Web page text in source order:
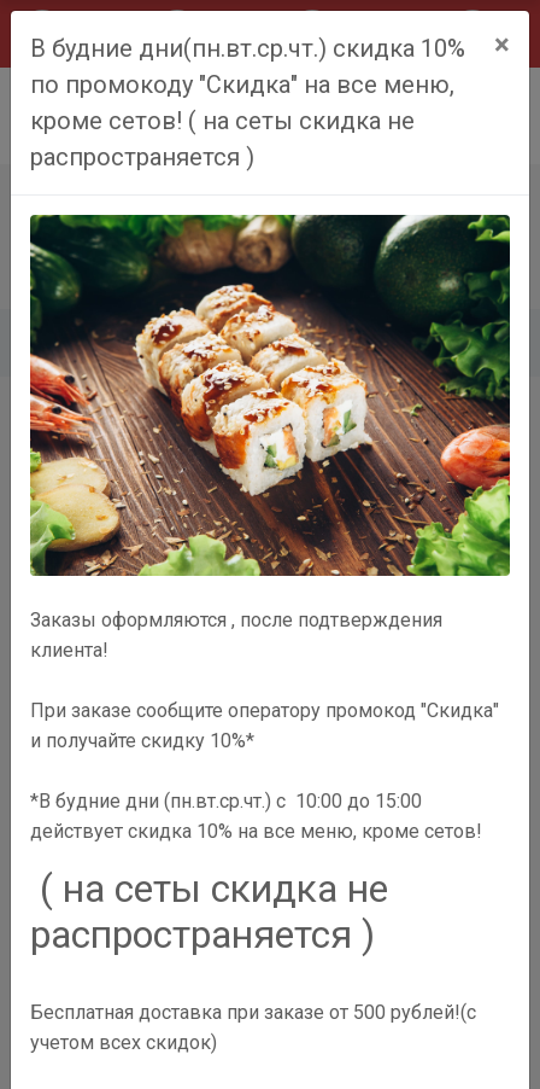
ТАЙСКИЙ РОЛЛ
Главная Меню Тайский ролл
330₽ В корзину
В будние дни(пн.вт.ср.чт.) скидка 10%
по промокоду "Скидка" на все меню,
кроме сетов! ( на сеты скидка не
распространяется )
×
Заказы оформляются , после подтверждения
клиента!
При заказе сообщите оператору промокод "Скидка"
и получайте скидку 10%*
*В будние дни (пн.вт.ср.чт.) с 10:00 до 15:00
действует скидка 10% на все меню, кроме сетов!
( на сеты скидка не
распространяется )
Бесплатная доставка при заказе от 500 рублей!(с
учетом всех скидок)